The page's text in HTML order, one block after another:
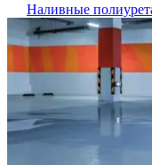
Наливные